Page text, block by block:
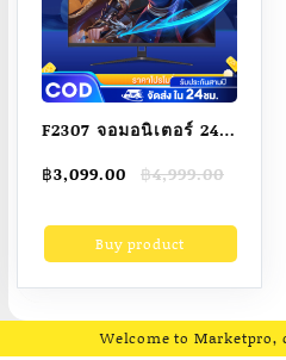
F2307 จอมอนิเตอร์ 24
IPS หน้าจอโค้ง 22นิ้ว
LED จอเกมมิ่ง 22นิ้ว จอ
และ HDMI）
฿4,999.00
Original
was:
฿4,999.00.
฿3,099.00
Current
is:
฿3,099.00.Buy product
Welcome to Marketpro,